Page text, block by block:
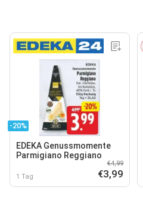
-20%
EDEKA Genussmomente
Parmigiano Reggiano
1 Tag
€4,99
€3,99